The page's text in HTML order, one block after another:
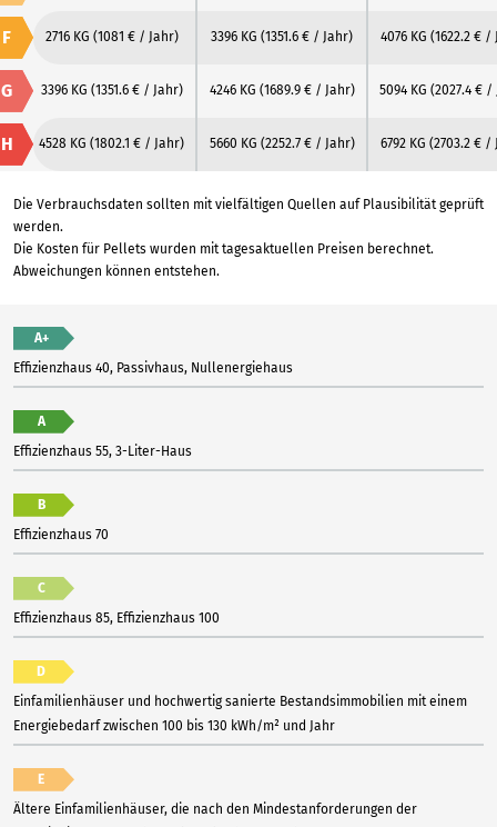
F 2716 KG (1081 € / Jahr) 3396 KG (1351.6 € / Jahr) 4076 KG (1622.2 € /
G 3396 KG (1351.6 € / Jahr) 4246 KG (1689.9 € / Jahr) 5094 KG (2027.4 € /
H 4528 KG (1802.1 € / Jahr) 5660 KG (2252.7 € / Jahr) 6792 KG (2703.2 € /
Die Verbrauchsdaten sollten mit vielfältigen Quellen auf Plausibilität geprüft
werden.
Die Kosten für Pellets wurden mit tagesaktuellen Preisen berechnet.
Abweichungen können entstehen.
A+
Effizienzhaus 40, Passivhaus, Nullenergiehaus
A
Effizienzhaus 55, 3-Liter-Haus
B
Effizienzhaus 70
C
Effizienzhaus 85, Effizienzhaus 100
D
Einfamilienhäuser und hochwertig sanierte Bestandsimmobilien mit einem
Energiebedarf zwischen 100 bis 130 kWh/m² und Jahr
E
Ältere Einfamilienhäuser, die nach den Mindestanforderungen der